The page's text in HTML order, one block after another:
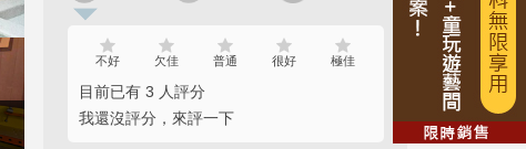
不好 欠佳 普通 很好 極佳
目前已有 3 人評分
我還沒評分，來評一下